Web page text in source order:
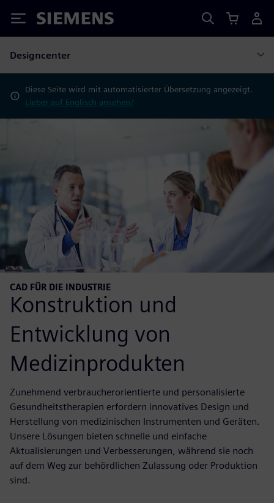
Siemens
Designcenter
Diese Seite wird mit automatisierter Übersetzung angezeigt.
Lieber auf Englisch ansehen?
CAD FÜR DIE INDUSTRIE
Konstruktion und
Entwicklung von
Medizinprodukten
Zunehmend verbraucherorientierte und personalisierte
Gesundheitstherapien erfordern innovatives Design und
Herstellung von medizinischen Instrumenten und Geräten.
Unsere Lösungen bieten schnelle und einfache
Aktualisierungen und Verbesserungen, während sie noch
auf dem Weg zur behördlichen Zulassung oder Produktion
sind.